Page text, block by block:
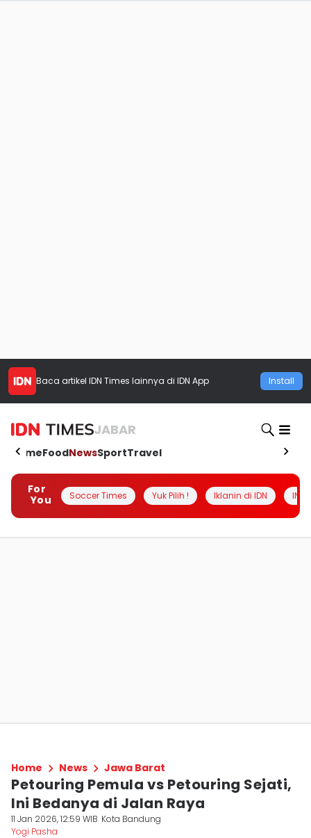
Baca artikel IDN Times lainnya di IDN App Install
JABAR
HomeFoodNewsSportTravel
For
You
Soccer Times Yuk Pilih ! Iklanin di IDN
Home News Jawa Barat
Petouring Pemula vs Petouring Sejati,
Ini Bedanya di Jalan Raya
11 Jan 2026, 12:59 WIB Kota Bandung
Yogi Pasha